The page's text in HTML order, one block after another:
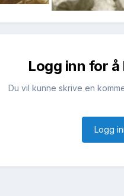
Logg inn for
Du vil kunne skrive en
Logg